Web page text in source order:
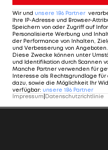
an
Wir und unsere 186 Partner
Ihre IP-Adresse und Browser-
Speichern von oder Zugriff auf
Personalisierte Werbung und
der Performance von Inhalten,
und Verbesserung von Angeboten
Diese Zwecke können unter
und Identifikation durch Scannen
Manche Partner verwenden für
Interesse als Rechtsgrundlage
dazu, sowie die Möglichkeit Ihr
verfügbar: unsere 186 Partner
Impressum|Datenschutzrichtlinie